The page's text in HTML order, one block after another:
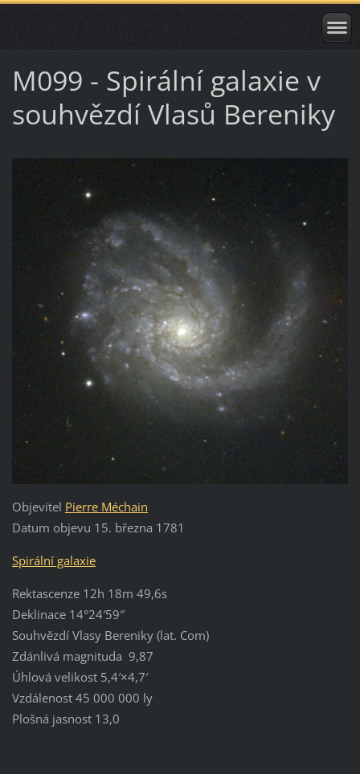
M099 - Spirální galaxie v
souhvězdí Vlasů Bereniky
Objevitel Pierre Méchain
Datum objevu 15. března 1781
Spirální galaxie
Rektascenze 12h 18m 49,6s
Deklinace 14°24′59″
Souhvězdí Vlasy Bereniky (lat. Com)
Zdánlivá magnituda 9,87
Úhlová velikost 5,4′×4,7′
Vzdálenost 45 000 000 ly
Plošná jasnost 13,0